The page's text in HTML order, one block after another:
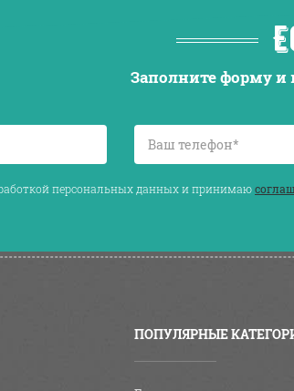
Заполните форму
персональных данных и принимаю
ПОПУЛЯРНЫЕ